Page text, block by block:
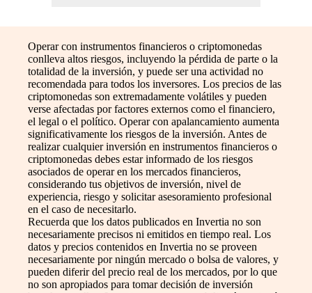
Operar con instrumentos financieros o criptomonedas
conlleva altos riesgos, incluyendo la pérdida de parte o la
totalidad de la inversión, y puede ser una actividad no
recomendada para todos los inversores. Los precios de las
criptomonedas son extremadamente volátiles y pueden
verse afectadas por factores externos como el financiero,
el legal o el político. Operar con apalancamiento aumenta
significativamente los riesgos de la inversión. Antes de
realizar cualquier inversión en instrumentos financieros o
criptomonedas debes estar informado de los riesgos
asociados de operar en los mercados financieros,
considerando tus objetivos de inversión, nivel de
experiencia, riesgo y solicitar asesoramiento profesional
en el caso de necesitarlo.
Recuerda que los datos publicados en Invertia no son
necesariamente precisos ni emitidos en tiempo real. Los
datos y precios contenidos en Invertia no se proveen
necesariamente por ningún mercado o bolsa de valores, y
pueden diferir del precio real de los mercados, por lo que
no son apropiados para tomar decisión de inversión